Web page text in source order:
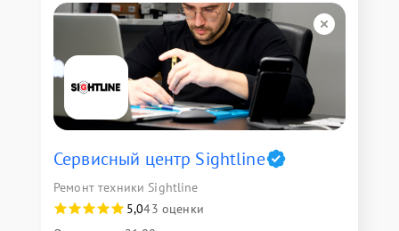
Сервисный центр Sightline
Ремонт техники Sightline
5,043 оценки